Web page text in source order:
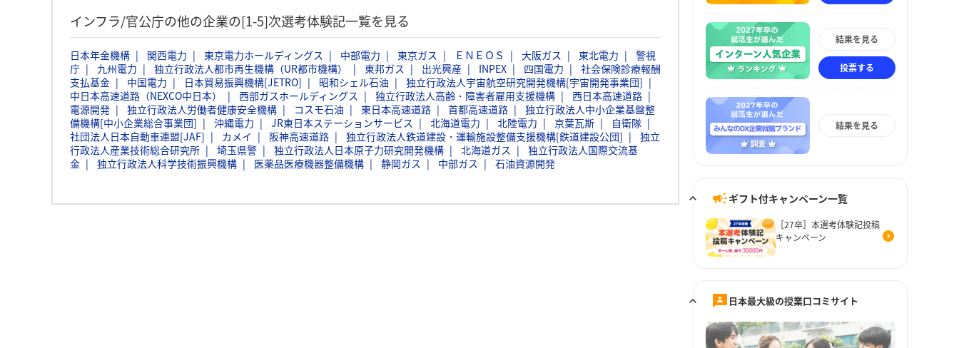
インフラ/官公庁の他の企業の[1-5]次選考体験記一覧を見る
日本年金機構 関西電力 東京電力ホールディングス 中部電力 東京ガス ＥＮＥＯＳ 大阪ガス 東北電力
警視
庁
九州電力 独立行政法人都市再生機構（UR都市機構） 東邦ガス 出光興産 INPEX 四国電力
社会保険診療報酬
支払基金
中国電力 日本貿易振興機構[JETRO] 昭和シェル石油
独立行政法人宇宙航空研究開発機構[宇宙開発事業団]
中日本高速道路（NEXCO中日本）
西部ガスホールディングス 独立行政法人高齢・障害者雇用支援機構
西日本高速道路
電源開発
独立行政法人労働者健康安全機構 コスモ石油 東日本高速道路 首都高速道路
独立行政法人中小企業基盤整
備機構[中小企業総合事業団]
沖縄電力 JR東日本ステーションサービス 北海道電力 北陸電力 京葉瓦斯
自衛隊
社団法人日本自動車連盟[JAF]
カメイ 阪神高速道路 独立行政法人鉄道建設・運輸施設整備支援機構[鉄道建設公団]
独立
行政法人産業技術総合研究所
埼玉県警 独立行政法人日本原子力研究開発機構 北海道ガス
独立行政法人国際交流基
金
独立行政法人科学技術振興機構 医薬品医療機器整備機構 静岡ガス 中部ガス 石油資源開発
結果を見る
投票する
結果を見る
ギフト付キャンペーン一覧
［27卒］本選考体験記投稿
キャンペーン
日本最大級の授業口コミサイト